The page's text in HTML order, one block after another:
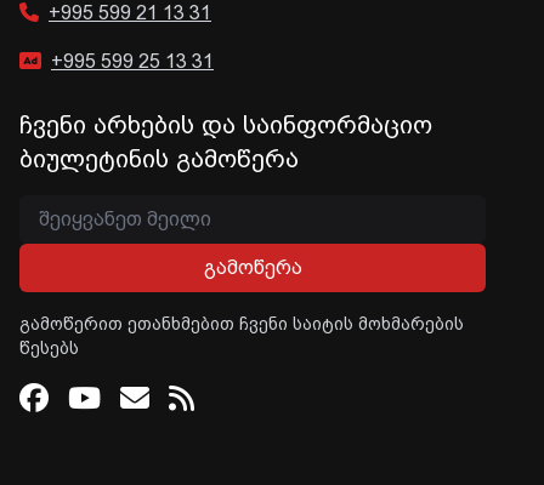
+995 599 21 13 31
+995 599 25 13 31
ჩვენი არხების და საინფორმაციო
ბიულეტინის გამოწერა
გამოწერა
გამოწერით ეთანხმებით ჩვენი საიტის მოხმარების
წესებს
Facebook
Youtube
Email
RSS